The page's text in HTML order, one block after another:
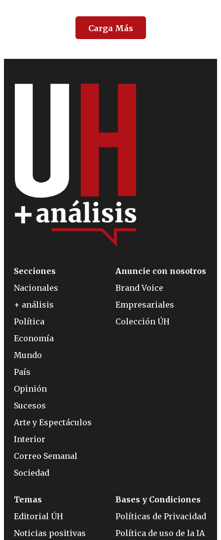
Carga Más
Secciones
Nacionales
+ análisis
Política
Economía
Mundo
País
Opinión
Sucesos
Arte y Espectáculos
Interior
Correo Semanal
Sociedad
Anuncie con nosotros
Brand Voice
Empresariales
Colección ÚH
Temas
Editorial ÚH
Noticias positivas
Bases y Condiciones
Políticas de Privacidad
Política de uso de la IA